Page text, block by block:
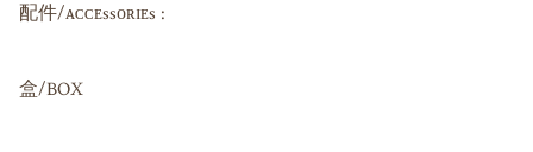
配件/ᴀᴄᴄᴇssᴏʀɪᴇs :
盒/BOX